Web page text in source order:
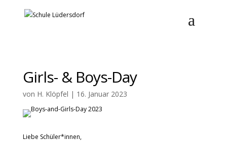
Girls- & Boys-Day
von H. Klöpfel | 16. Januar 2023
Liebe Schüler*innen,